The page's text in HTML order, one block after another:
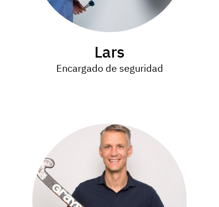
Lars
Encargado de seguridad